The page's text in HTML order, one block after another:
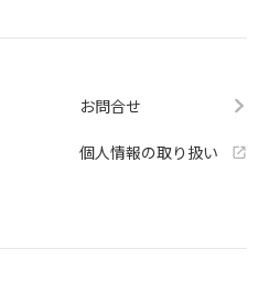
お問合せ
個人情報の取り扱い